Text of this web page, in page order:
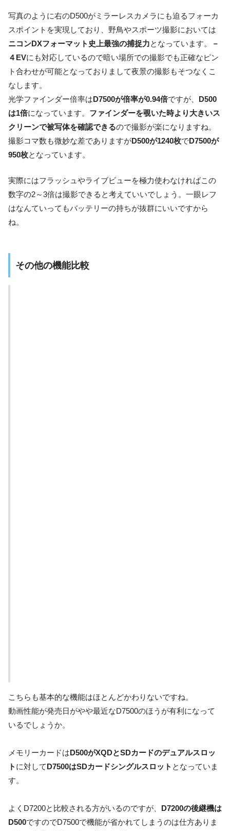
写真のように右のD500がミラーレスカメラにも迫るフォーカ
スポイントを実現しており、野鳥やスポーツ撮影においては
ニコンDXフォーマット史上最強の捕捉力となっています。
－
４EVにも対応しているので暗い場所での撮影でも正確なピン
ト合わせが可能となっておりまして夜景の撮影もそつなくこ
なします。
光学ファインダー倍率はD7500が倍率が0.94倍ですが、 D500
は1倍になっています。 ファインダーを覗いた時より大きいス
クリーンで被写体を確認できるので撮影が楽になりますね。
撮影コマ数も微妙な差でありますがD500が1240枚でD7500が
950枚となっています。
実際にはフラッシュやライブビューを極力使わなければこの
数字の2～3倍は撮影できると考えていいでしょう。一眼レフ
はなんていってもバッテリーの持ちが抜群にいいですから
ね。
その他の機能比較
こちらも基本的な機能はほとんどかわりないですね。
動画性能が発売日がやや最近なD7500のほうが有利になって
いるでしょうか。
メモリーカードはD500がXQDとSDカードのデュアルスロッ
ト に対してD7500はSDカードシングルスロット となっていま
す。
よくD7200と比較される方がいるのですが、 D7200の後継機は
D500ですのでD7500で機能が省かれてしまうのは仕方ありま